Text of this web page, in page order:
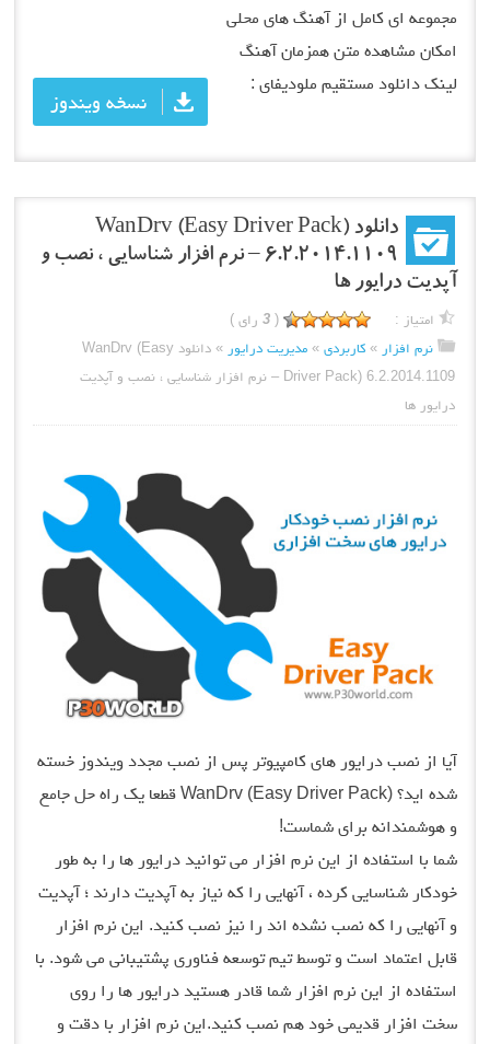
مجموعه ای کامل از آهنگ های محلی
امکان مشاهده متن همزمان آهنگ
لینک دانلود مستقیم ملودیفای :
نسخه ویندوز
دانلود WanDrv (Easy Driver Pack)
6.2.2014.1109 – نرم افزار شناسایی ، نصب و
آپدیت درایور ها
امتیاز : (
3 رای )
نرم افزار »کاربردی »مدیریت درایور »
دانلود WanDrv (Easy
Driver Pack) 6.2.2014.1109 – نرم افزار شناسایی ، نصب و آپدیت
درایور ها
آیا از نصب درایور های کامپیوتر پس از نصب مجدد ویندوز خسته
شده اید؟ (WanDrv (Easy Driver Pack قطعا یک راه حل جامع
و هوشمندانه برای شماست!
شما با استفاده از این نرم افزار می توانید درایور ها را به طور
خودکار شناسایی کرده ، آنهایی را که نیاز به آپدیت دارند ؛ آپدیت
و آنهایی را که نصب نشده اند را نیز نصب کنید. این نرم افزار
قابل اعتماد است و توسط تیم توسعه فناوری پشتیبانی می شود. با
استفاده از این نرم افزار شما قادر هستید درایور ها را روی
سخت افزار قدیمی خود هم نصب کنید.این نرم افزار با دقت و